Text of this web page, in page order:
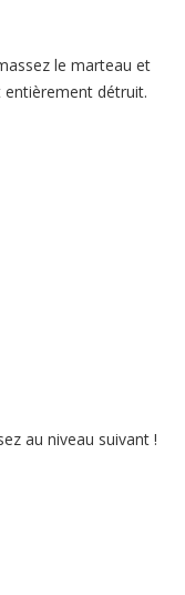
le marteau et
entièrement détruit.
au niveau suivant !